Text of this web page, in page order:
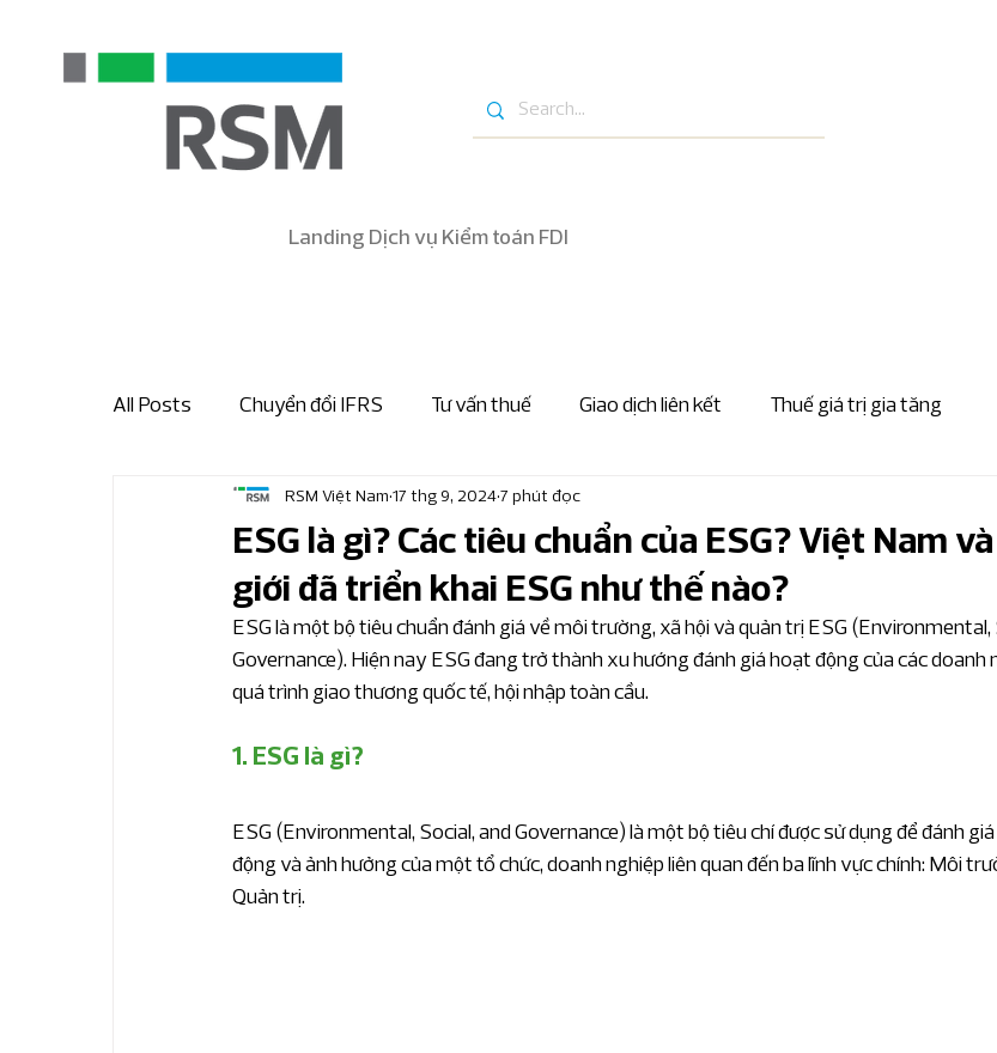
Landing Dịch vụ Kiểm toán FDI
All Posts Chuyển đổi IFRS Tư vấn thuế Giao dịch liên kết Thuế giá trị gia tăng
Bản tin nhanh thuế và hải quan Bản tin nhanh kế toán và kiểm toán
Bản tin nhanh IFRS Bản tin thuế & hải quan chuyên sâu Giá chuyển nhượng
Bản tin kế toán chuyên sâu Bản tin phân tích IFRS chuyên sâu
Bản tin quản trị tài chính Phân tích ngành năng lương Ngành dịch vụ tài chính
ESG là gì? Các tiêu chuẩn của ESG? Việt Nam
giới đã triển khai ESG như thế nào?
RSM Việt Nam 17 thg 9, 20247 phút đọc
ESG là một bộ tiêu chuẩn đánh giá về môi trường, xã hội và quản trị ESG (Environmental,
Governance). Hiện nay ESG đang trở thành xu hướng đánh giá hoạt động của các doanh
quá trình giao thương quốc tế, hội nhập toàn cầu.
1. ESG là gì?
ESG (Environmental, Social, and Governance) là một bộ tiêu chí được sử dụng để đánh
động và ảnh hưởng của một tổ chức, doanh nghiệp liên quan đến ba lĩnh vực chính: Môi
Quản trị.